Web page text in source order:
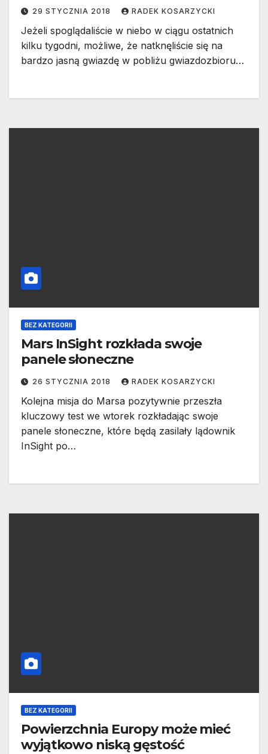
29 STYCZNIA 2018 RADEK KOSARZYCKI
Jeżeli spoglądaliście w niebo w ciągu ostatnich
kilku tygodni, możliwe, że natknęliście się na
bardzo jasną gwiazdę w pobliżu gwiazdozbioru…
BEZ KATEGORII
Mars InSight rozkłada swoje
panele słoneczne
26 STYCZNIA 2018 RADEK KOSARZYCKI
Kolejna misja do Marsa pozytywnie przeszła
kluczowy test we wtorek rozkładając swoje
panele słoneczne, które będą zasilały lądownik
InSight po…
BEZ KATEGORII
Powierzchnia Europy może mieć
wyjątkowo niską gęstość